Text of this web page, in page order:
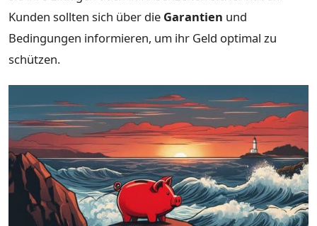
Kunden sollten sich über die Garantien und
Bedingungen informieren, um ihr Geld optimal zu
schützen.